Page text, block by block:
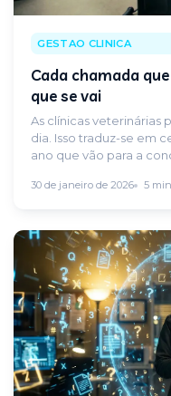
GESTAO CLINICA
Cada chamada
que se vai
As clínicas veterinárias
dia. Isso traduz-se em
ano que vão para a
30 de janeiro de 2026 5